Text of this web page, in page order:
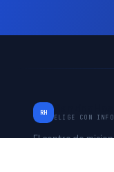
RH
ELIGE CON
El centro de